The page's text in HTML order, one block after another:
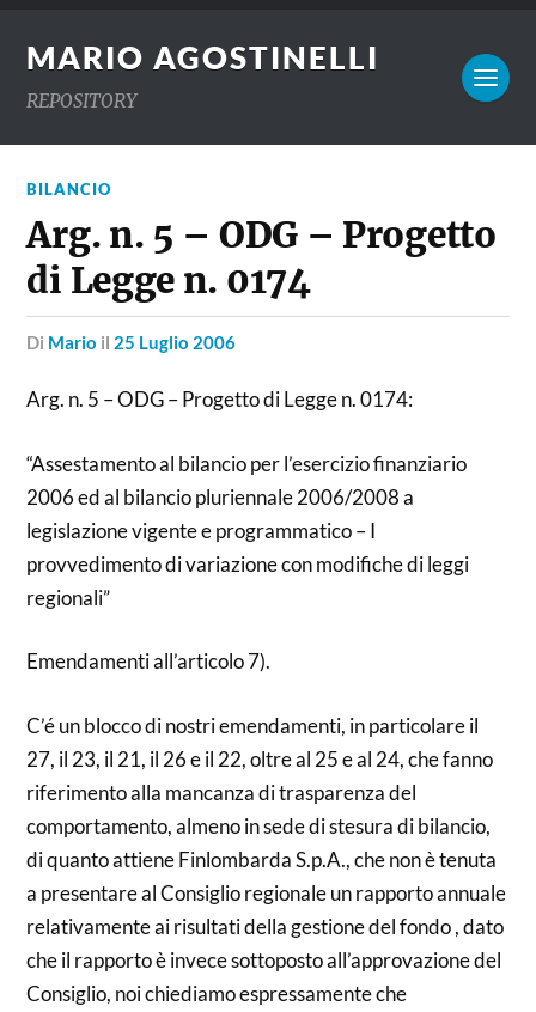
MARIO AGOSTINELLI
REPOSITORY
BILANCIO
Arg. n. 5 – ODG – Progetto
di Legge n. 0174
di Mario il 25 Luglio 2006
Arg. n. 5 – ODG – Progetto di Legge n. 0174:
“Assestamento al bilancio per l’esercizio finanziario
2006 ed al bilancio pluriennale 2006/2008 a
legislazione vigente e programmatico – I
provvedimento di variazione con modifiche di leggi
regionali”
Emendamenti all’articolo 7).
C’é un blocco di nostri emendamenti, in particolare il
27, il 23, il 21, il 26 e il 22, oltre al 25 e al 24, che fanno
riferimento alla mancanza di trasparenza del
comportamento, almeno in sede di stesura di bilancio,
di quanto attiene Finlombarda S.p.A., che non è tenuta
a presentare al Consiglio regionale un rapporto annuale
relativamente ai risultati della gestione del fondo , dato
che il rapporto è invece sottoposto all’approvazione del
Consiglio, noi chiediamo espressamente che